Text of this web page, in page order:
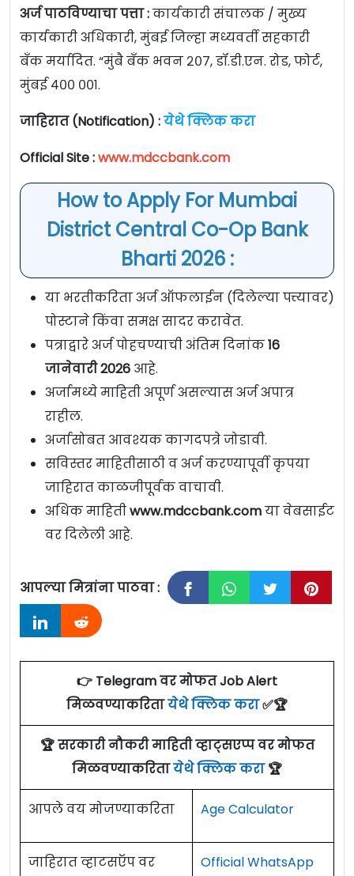
अर्ज पाठविण्याचा पत्ता :कार्यकारी संचालक / मुख्य
कार्यकारी अधिकारी, मुंबई जिल्हा मध्यवर्ती सहकारी
बँक मर्यादित. “मुंबै बँक भवन २०७, डॉ.डी.एन. रोड, फोर्ट,
मुंबई ४०० ००१.
जाहिरात (Notification) :येथे क्लिक करा
Official Site :www.mdccbank.com
How to Apply For Mumbai
District Central Co-Op Bank
Bharti 2026 :
या भरतीकरिता अर्ज ऑफलाईन (दिलेल्या पत्त्यावर)
पोस्टाने किंवा समक्ष सादर करावेत.
पत्राद्वारे अर्ज पोहचण्याची अंतिम दिनांक16
जानेवारी 2026 आहे.
अर्जामध्ये माहिती अपूर्ण असल्यास अर्ज अपात्र
राहील.
अर्जासोबत आवश्यक कागदपत्रे जोडावी.
सविस्तर माहितीसाठी व अर्ज करण्यापूर्वी कृपया
जाहिरात काळजीपूर्वक वाचावी.
अधिक माहितीwww.mdccbank.comया वेबसाईट
वर दिलेली आहे.
आपल्या मित्रांना पाठवा :
👉 Telegram वर मोफत Job Alert
मिळवण्याकरितायेथे क्लिक करा✅🏆
🏆 सरकारी नौकरी माहिती व्हाट्सएप्प वर मोफत
मिळवण्याकरितायेथे क्लिक करा🏆
आपले वय मोजण्याकरिता Age Calculator
जाहिरात व्हाटसऍप वर
Official WhatsApp